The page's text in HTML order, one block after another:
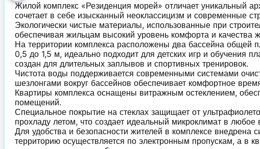
Жилой комплекс «Резиденция морей» отличает уникальный
сочетает в себе изысканный неоклассицизм и современные
Экологически чистые материалы, использованные при
обеспечивая жильцам высокий уровень комфорта и качества
На территории комплекса расположены два бассейна общей
0,5 до 1,5 м, идеально подходит для детских игр и обучения
создан для длительных заплывов и спортивных тренировок.
Чистота воды поддерживается современными системами
шезлонгами вокруг бассейнов обеспечивает комфортное
Квартиры комплекса оснащены витражным остеклением,
помещений.
Специальное покрытие на стеклах защищает от
прохладу летом, что создает идеальный микроклимат в любое
Для удобства и безопасности жителей в комплексе внедрена
территорию осуществляется по электронным пропускам, а в